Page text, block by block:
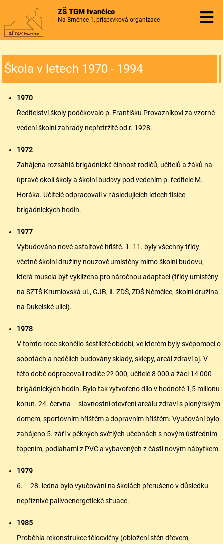
ZŠ TGM Ivančice
Na Brněnce 1, příspěvková organizace
Škola v letech 1970 - 1994
1970
Ředitelství školy poděkovalo p. Františku Provazníkovi za vzorné
vedení školní zahrady nepřetržitě od r. 1928.
1972
Zahájena rozsáhlá brigádnická činnost rodičů, učitelů a žáků na
úpravě okolí školy a školní budovy pod vedením p. ředitele M.
Horáka. Učitelé odpracovali v následujících letech tisíce
brigádnických hodin.
1977
Vybudováno nové asfaltové hřiště. 1. 11. byly všechny třídy
včetně školní družiny nouzově umístěny mimo školní budovu,
která musela být vyklizena pro náročnou adaptaci (třídy umístěny
na SZTŠ Krumlovská ul., GJB, II. ZDŠ, ZDŠ Němčice, školní družina
na Dukelské ulici).
1978
V tomto roce skončilo šestileté období, ve kterém byly svépomocí o
sobotách a nedělích budovány sklady, sklepy, areál zdraví aj. V
této době odpracovali rodiče 22 000, učitelé 8 000 a žáci 14 000
brigádnických hodin. Bylo tak vytvořeno dílo v hodnotě 1,5 milionu
korun. 24. června – slavnostní otevření areálu zdraví s pionýrským
domem, sportovním hřištěm a dopravním hřištěm. Vyučování bylo
zahájeno 5. září v pěkných světlých učebnách s novým ústředním
topením, podlahami z PVC a vybavených z části novým nábytkem.
1979
6. – 28. ledna bylo vyučování na školách přerušeno v důsledku
nepříznivé palivoenergetické situace.
1985
Proběhla rekonstrukce tělocvičny (obložení stěn dřevem,